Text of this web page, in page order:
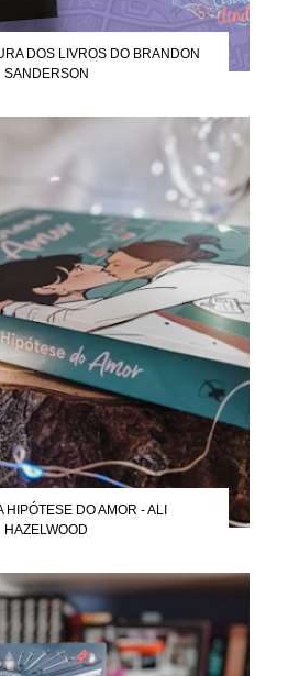
DOS LIVROS DO BRANDON
SANDERSON
HIPÓTESE DO AMOR - ALI
HAZELWOOD